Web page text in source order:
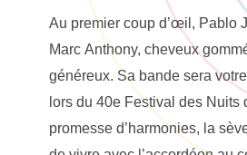
Au premier coup d’œil, Pablo
Marc Anthony, cheveux
généreux. Sa bande sera
lors du 40e Festival des Nuits
promesse d’harmonies, la